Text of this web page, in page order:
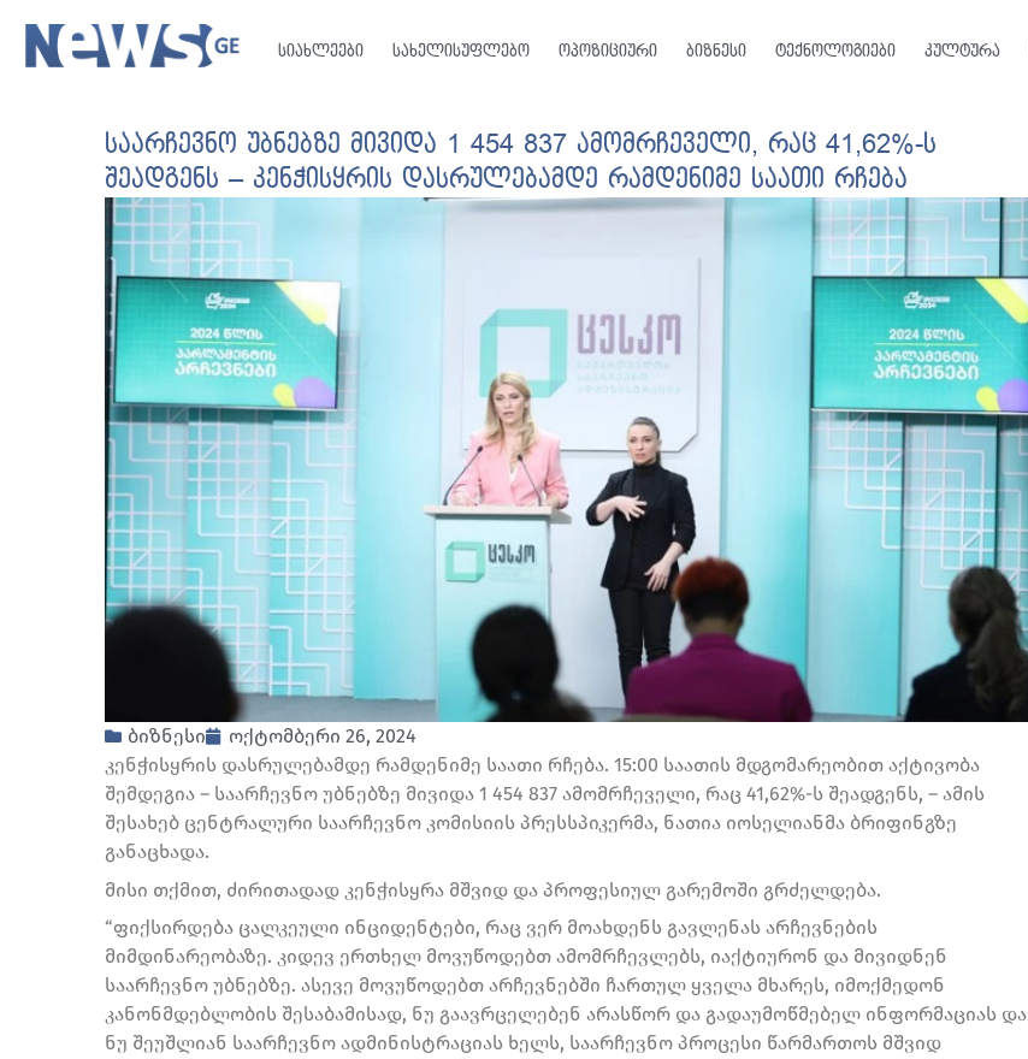
სიახლეები სახელისუფლებო ოპოზიციური ბიზნესი ტექნოლოგიები კულტურა
საარჩევნო უბნებზე მივიდა 1 454 837 ამომრჩეველი, რაც 41,62%-ს
შეადგენს – კენჭისყრის დასრულებამდე რამდენიმე საათი რჩება
ბიზნესი
ოქტომბერი 26, 2024
კენჭისყრის დასრულებამდე რამდენიმე საათი რჩება. 15:00 საათის მდგომარეობით აქტივობა
შემდეგია – საარჩევნო უბნებზე მივიდა 1 454 837 ამომრჩეველი, რაც 41,62%-ს შეადგენს, – ამის
შესახებ ცენტრალური საარჩევნო კომისიის პრესსპიკერმა, ნათია იოსელიანმა ბრიფინგზე
განაცხადა.
მისი თქმით, ძირითადად კენჭისყრა მშვიდ და პროფესიულ გარემოში გრძელდება.
“ფიქსირდება ცალკეული ინციდენტები, რაც ვერ მოახდენს გავლენას არჩევნების
მიმდინარეობაზე. კიდევ ერთხელ მოვუწოდებთ ამომრჩევლებს, იაქტიურონ და მივიდნენ
საარჩევნო უბნებზე. ასევე მოვუწოდებთ არჩევნებში ჩართულ ყველა მხარეს, იმოქმედონ
კანონმდებლობის შესაბამისად, ნუ გაავრცელებენ არასწორ და გადაუმოწმებელ ინფორმაციას და
ნუ შეუშლიან საარჩევნო ადმინისტრაციას ხელს, საარჩევნო პროცესი წარმართოს მშვიდ